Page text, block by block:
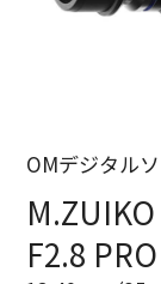
OMデジタル
F2.8 PRO